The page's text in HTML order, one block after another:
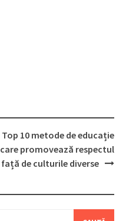
Top 10 metode de educație
care promovează respectul
față de culturile diverse